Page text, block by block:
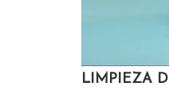
LIMPIEZA